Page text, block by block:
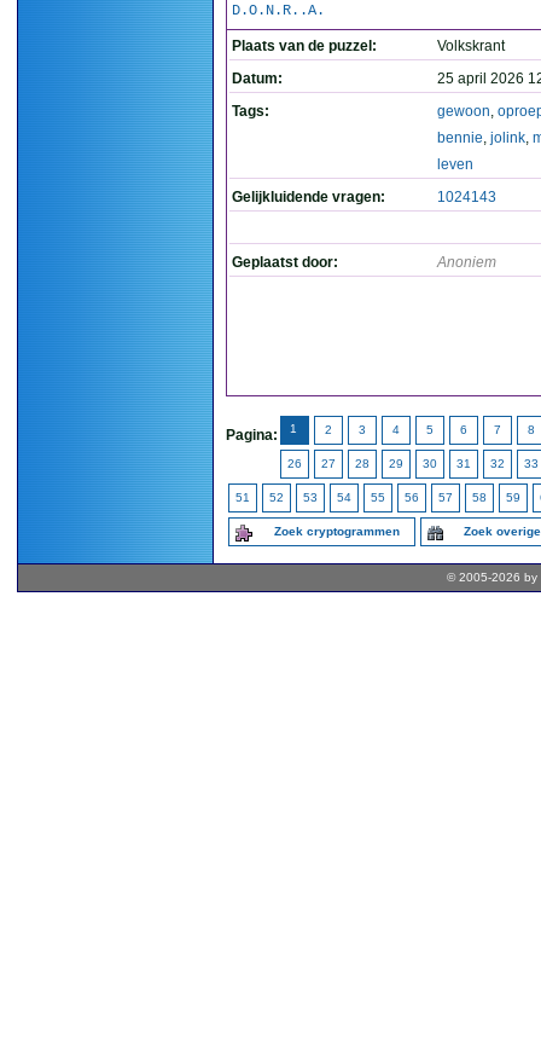
D.O.N.R..A.
Plaats van de puzzel:
Volkskrant
Datum:
25 april 2026
Tags:
gewoon,
bennie, jolink,
leven
Gelijkluidende vragen:
1024143
Geplaatst door: Anoniem
Pagina: 1 2 3 4 5 6 7 8
26 27 28 29 30 31 32 33
51 52 53 54 55 56 57 58 59
Zoek cryptogrammen Zoek
© 2005-2026 by